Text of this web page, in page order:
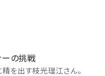
を出す枝光理江さん。